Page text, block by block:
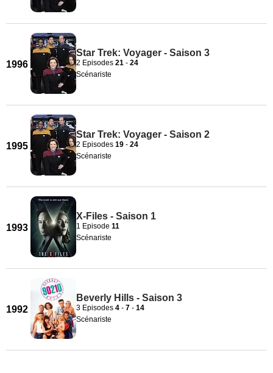
1996
Star Trek: Voyager - Saison 3
2 Episodes 21 - 24
Scénariste
1995
Star Trek: Voyager - Saison 2
2 Episodes 19 - 24
Scénariste
1993
X-Files - Saison 1
1 Episode 11
Scénariste
1992
Beverly Hills - Saison 3
3 Episodes 4 - 7 - 14
Scénariste